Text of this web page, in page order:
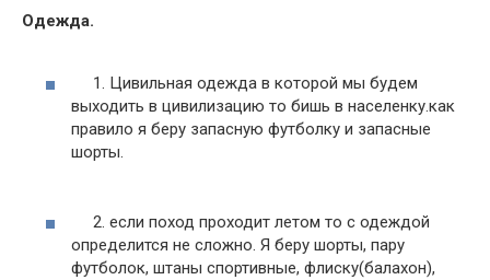
Одежда.
1. Цивильная одежда в которой мы будем
выходить в цивилизацию то бишь в населенку.как
правило я беру запасную футболку и запасные
шорты.
2. если поход проходит летом то с одеждой
определится не сложно. Я беру шорты, пару
футболок, штаны спортивные, флиску(балахон),